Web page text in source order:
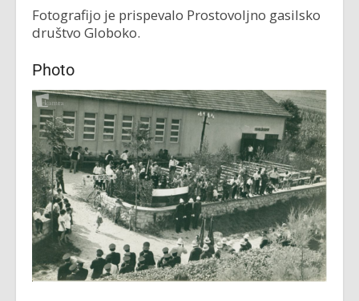
Fotografijo je prispevalo Prostovoljno gasilsko
društvo Globoko.
Photo